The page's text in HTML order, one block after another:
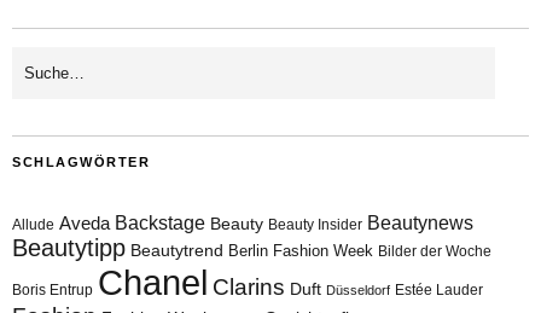
SCHLAGWÖRTER
Allude Aveda Backstage Beauty Beauty Insider Beautynews
Beautytipp Beautytrend Berlin Fashion Week Bilder der Woche
Boris Entrup Chanel Clarins Duft Düsseldorf Estée Lauder